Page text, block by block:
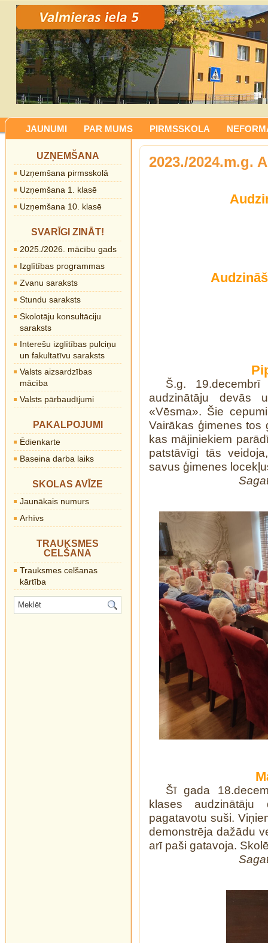
JAUNUMI PAR MUMS PIRMSSKOLA
UZŅEMŠANA
Uzņemšana pirmsskolā
Uzņemšana 1. klasē
Uzņemšana 10. klasē
SVARĪGI ZINĀT!
2025./2026. mācību gads
Izglītības programmas
Zvanu saraksts
Stundu saraksts
Skolotāju konsultāciju
saraksts
Interešu izglītības pulciņu
un fakultatīvu saraksts
Valsts aizsardzības
mācība
Valsts pārbaudījumi
PAKALPOJUMI
Ēdienkarte
Baseina darba laiks
SKOLAS AVĪZE
Jaunākais numurs
Arhīvs
TRAUKSMES
CELŠANA
Trauksmes celšanas
kārtība
2023./2024.m.g.
Š.g.
audzinātāju devās
«Vēsma». Šie
Vairākas ģimenes tos
kas mājiniekiem
patstāvīgi tās
savus ģimenes
Šī gada
klases audzinātāju
pagatavotu suši.
demonstrēja dažādu
arī paši gatavoja.